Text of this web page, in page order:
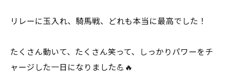
リレーに玉入れ、騎馬戦、どれも本当に最高でした！
たくさん動いて、たくさん笑って、しっかりパワーをチ
ャージした一日になりました💪🔥